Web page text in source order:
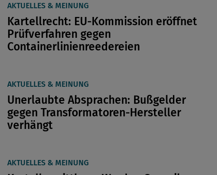
AKTUELLES & MEINUNG
Kartellrecht: EU-Kommission eröffnet
Prüfverfahren gegen
Containerlinienreedereien
AKTUELLES & MEINUNG
Unerlaubte Absprachen: Bußgelder
gegen Transformatoren-Hersteller
verhängt
AKTUELLES & MEINUNG